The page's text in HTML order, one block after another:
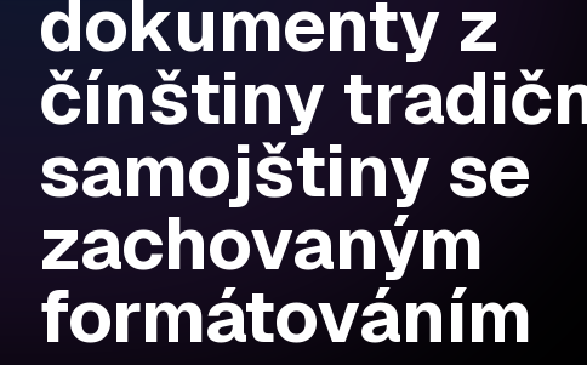
dokumenty z
čínštiny
samojštiny se
zachovaným
formátováním